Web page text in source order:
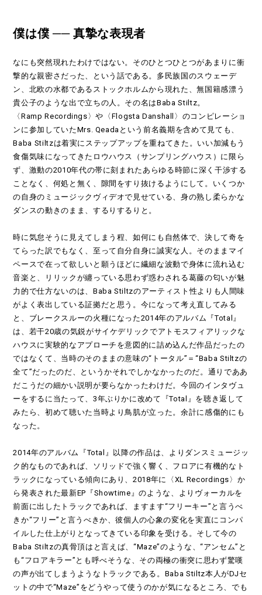
僕は僕 ── 真摯な表現者
なにも突然現れたわけではない。そのひとつひとつがあまりに衝
撃的な親密さだった、という話である。多民族国のスウェーデ
ン、北欧の水都であるストックホルムから現れた、無国籍感漂う
貴公子のような出で立ちの人。その名はBaba Stiltz。
〈Ramp Recordings〉や〈Flogsta Danshall〉のコンピレーショ
ンに参加していたMrs. Qeadaという前名義期を含めて見ても、
Baba Stiltzは着実にステップアップを重ねてきた。いい加減もう
食傷気味になってきたロウハウス（サンプリングハウス）に限ら
ず、激動の2010年代の帯に刻まれたあらゆる時節に深く干渉する
ことなく、何処と無く、隙間をすり抜けるようにして。いくつか
の自身のミュージックヴィデオで見せている、身の熟し柔らかな
ダンスの動きのまま、するりするりと。
時に気怠そうに見えてしまう程、如何にも自然体で、決して奇を
てらった訳でもなく、至って自分自身に誠実な人。そのままマイ
ペースで在って欲しいと願うほどに繊細な波動で身体に流れ込む
音楽と、リリックが纏っている思わず惑わされる葛藤の匂いが魅
力的で仕方ないのは、Baba Stiltzのアーティスト性よりも人間味
がよく表出している証拠だと思う。今になって考え直してみる
と、ブレークスルーの火種になった2014年のアルバム『Total』
は、若干20歳の気鋭がサイケデリックでアトモスフィアリックな
ハウスに実験的なアプローチを意図的に詰め込んだ作品だったの
ではなくて、当時のそのままの意味の“トータル”＝“Baba Stiltzの
全て”だったのだ、というかそれでしかなかったのだ。通りでああ
だこうだの細かい説明が要らなかったわけだ。今回のインタヴュ
ーをするに当たって、3年ぶりかに改めて『Total』を聴き返して
みたら、初めて聴いた当時より鳥肌が立った。余計に感傷的にも
なった。
2014年のアルバム『Total』以降の作品は、よりダンスミュージッ
ク的なものであれば、ソリッドで強く響く、フロアに有機的なト
ラックになっている傾向にあり、2018年に〈XL Recordings〉か
ら発表された最新EP『Showtime』のような、よりヴォーカルを
前面に出したトラックであれば、ますます“フリーキー”と言うべ
きか“フリー”と言うべきか、彼個人の心象の変化を実直にコンパ
イルした仕上がりとなってきている印象を受ける。そして今の
Baba Stiltzの真骨頂はと言えば、“Maze”のような、“アンセム”と
も“フロアキラー”とも呼べそうな、その両極の衝突に思わず驚嘆
の声が出てしまうようなトラックである。Baba Stiltz本人がDJセ
ットの中で“Maze”をどうやって使うのかが気になるところ、でも